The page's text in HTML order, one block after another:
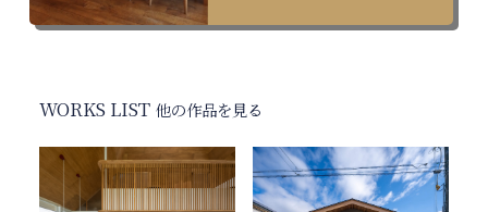
WORKS LIST 他の作品を見る